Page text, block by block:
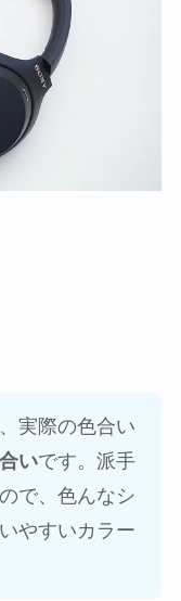
実際の色合い
いです。派手
で、色んなシ
やすいカラー